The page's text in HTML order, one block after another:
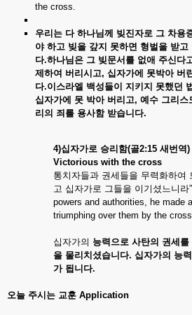
the cross.
우리는 다 하나님께 빚진자로 그 차용
야 하고 빚을 갚지 못하면 형벌을 받고
다.하나님은 그 빚문서를 없애 주신다
제하여 버리시고, 십자가에 못박아 버
다.이스라엘 백성들이 지키지 못했던
십자가에 못 박아 버리고, 예수 그리스
리의 죄를 용사함 받습니다.
4)십자가로 승리함(골2:15 새번역)
Victorious with the cross
통치자들과 권세들을 무력화하여
고 십자가로 그들을 이기셨느니
powers and authorities, he made
triumphing over them by the cross.
십자가의 능력으로 사탄의 권세를
을 물리치셨습니다. 십자가의 능
가 됩니다.
오늘 주시는 교훈 Application